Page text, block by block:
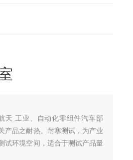
天 工业、自动化零组件汽车部
产品之耐热、耐寒测试，为产业
试环境空间，适合于测试产品量